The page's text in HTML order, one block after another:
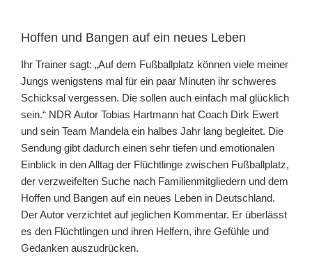
Hoffen und Bangen auf ein neues Leben
Ihr Trainer sagt: „Auf dem Fußballplatz können viele meiner
Jungs wenigstens mal für ein paar Minuten ihr schweres
Schicksal vergessen. Die sollen auch einfach mal glücklich
sein.“ NDR Autor Tobias Hartmann hat Coach Dirk Ewert
und sein Team Mandela ein halbes Jahr lang begleitet. Die
Sendung gibt dadurch einen sehr tiefen und emotionalen
Einblick in den Alltag der Flüchtlinge zwischen Fußballplatz,
der verzweifelten Suche nach Familienmitgliedern und dem
Hoffen und Bangen auf ein neues Leben in Deutschland.
Der Autor verzichtet auf jeglichen Kommentar. Er überlässt
es den Flüchtlingen und ihren Helfern, ihre Gefühle und
Gedanken auszudrücken.